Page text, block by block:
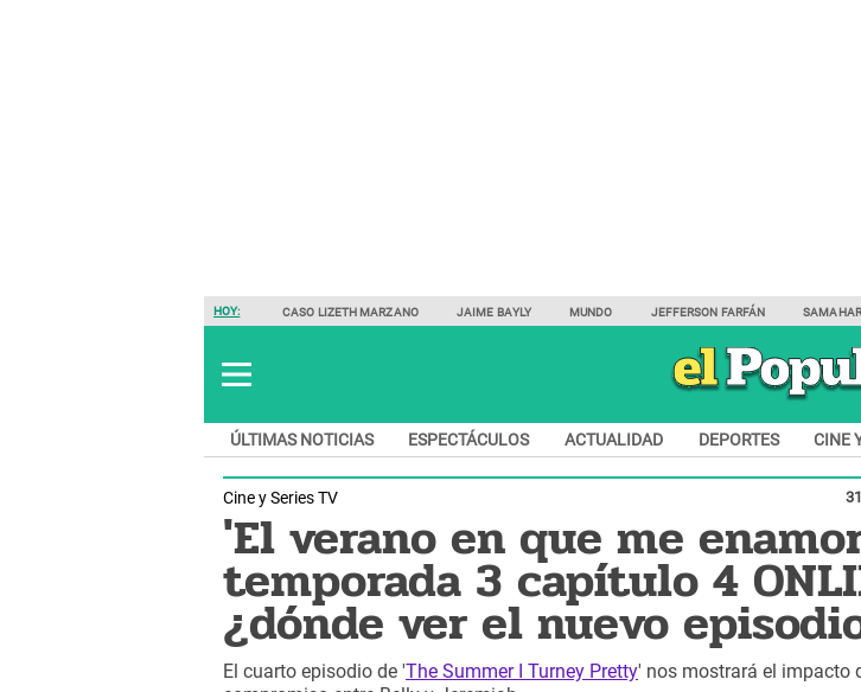
HOY: CASO LIZETH MARZANO JAIME BAYLY MUNDO JEFFERSON FARFÁN
ÚLTIMAS NOTICIAS ESPECTÁCULOS ACTUALIDAD DEPORTES CINE
Cine y Series TV
'El verano en que me
temporada 3 capítulo 4
¿dónde ver el nuevo
El cuarto episodio de 'The Summer I Turney Pretty' nos mostrará el impacto